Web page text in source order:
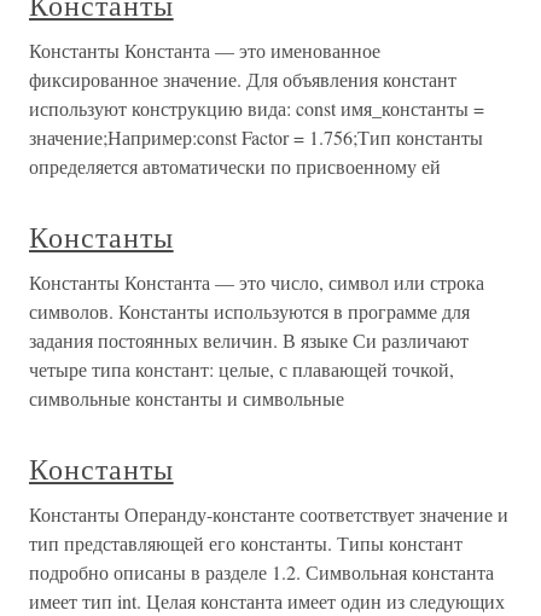
Константы Константа — это именованное
фиксированное значение. Для объявления констант
используют конструкцию вида: const имя_константы =
значение;Например:const Factor = 1.756;Тип константы
определяется автоматически по присвоенному ей
Константы
Константы Константа — это число, символ или строка
символов. Константы используются в программе для
задания постоянных величин. В языке Си различают
четыре типа констант: целые, с плавающей точкой,
символьные константы и символьные
Константы
Константы Операнду-константе соответствует значение и
тип представляющей его константы. Типы констант
подробно описаны в разделе 1.2. Символьная константа
имеет тип int. Целая константа имеет один из следующих